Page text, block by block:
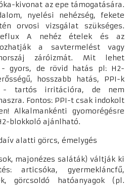
kivonat az epe támogatására.
nyelési nehézség, fekete
orvosi vizsgálat szükséges.
reflux A nehéz ételek és az
a savtermelést vagy
záróizmát. Mit lehet
- gyors, de rövid hatás pl: H2-
hosszabb hatás, PPI-k
- tartós irritációra, de nem
Fontos: PPI-t csak indokolt
Alkalmankénti gyomorégésre
blokkoló ajánlható.
alatti görcs, émelygés
majonézes saláták) váltják ki
articsóka, gyermekláncfű,
görcsoldó hatóanyagok (pl.